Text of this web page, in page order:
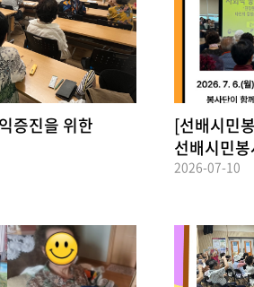
증진을 위한
[선배시민
선배시민
2026-07-10